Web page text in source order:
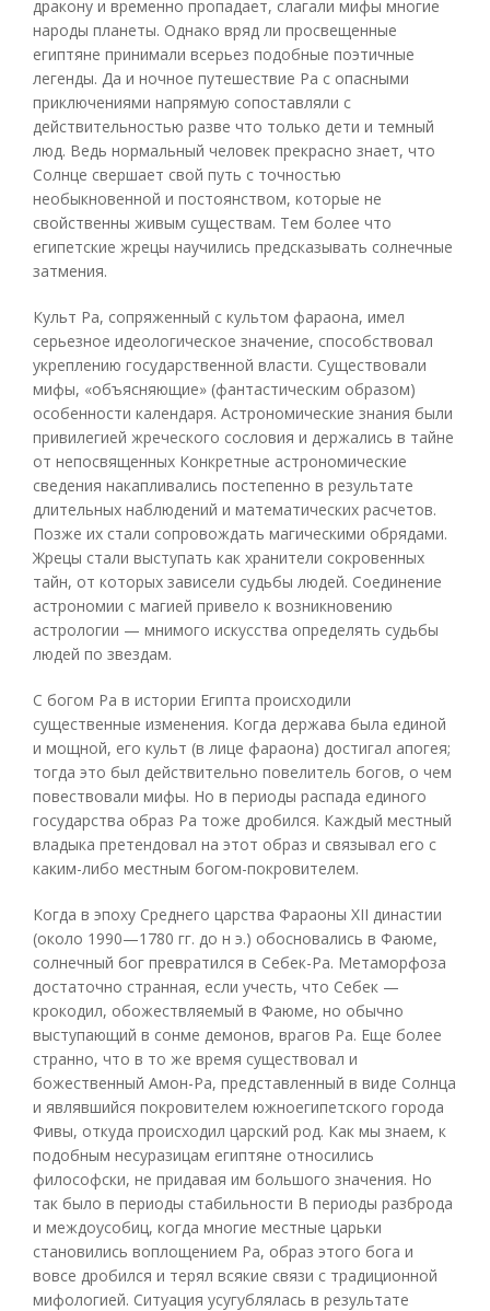
дракону и временно пропадает, слагали мифы многие
народы планеты. Однако вряд ли просвещенные
египтяне принимали всерьез подобные поэтичные
легенды. Да и ночное путешествие Ра с опасными
приключениями напрямую сопоставляли с
действительностью разве что только дети и темный
люд. Ведь нормальный человек прекрасно знает, что
Солнце свершает свой путь с точностью
необыкновенной и постоянством, которые не
свойственны живым существам. Тем более что
египетские жрецы научились предсказывать солнечные
затмения.
Культ Ра, сопряженный с культом фараона, имел
серьезное идеологическое значение, способствовал
укреплению государственной власти. Существовали
мифы, «объясняющие» (фантастическим образом)
особенности календаря. Астрономические знания были
привилегией жреческого сословия и держались в тайне
от непосвященных Конкретные астрономические
сведения накапливались постепенно в результате
длительных наблюдений и математических расчетов.
Позже их стали сопровождать магическими обрядами.
Жрецы стали выступать как хранители сокровенных
тайн, от которых зависели судьбы людей. Соединение
астрономии с магией привело к возникновению
астрологии — мнимого искусства определять судьбы
людей по звездам.
С богом Ра в истории Египта происходили
существенные изменения. Когда держава была единой
и мощной, его культ (в лице фараона) достигал апогея;
тогда это был действительно повелитель богов, о чем
повествовали мифы. Но в периоды распада единого
государства образ Ра тоже дробился. Каждый местный
владыка претендовал на этот образ и связывал его с
каким-либо местным богом-покровителем.
Когда в эпоху Среднего царства Фараоны XII династии
(около 1990—1780 гг. до н э.) обосновались в Фаюме,
солнечный бог превратился в Себек-Ра. Метаморфоза
достаточно странная, если учесть, что Себек —
крокодил, обожествляемый в Фаюме, но обычно
выступающий в сонме демонов, врагов Ра. Еще более
странно, что в то же время существовал и
божественный Амон-Ра, представленный в виде Солнца
и являвшийся покровителем южноегипетского города
Фивы, откуда происходил царский род. Как мы знаем, к
подобным несуразицам египтяне относились
философски, не придавая им большого значения. Но
так было в периоды стабильности В периоды разброда
и междоусобиц, когда многие местные царьки
становились воплощением Ра, образ этого бога и
вовсе дробился и терял всякие связи с традиционной
мифологией. Ситуация усугублялась в результате